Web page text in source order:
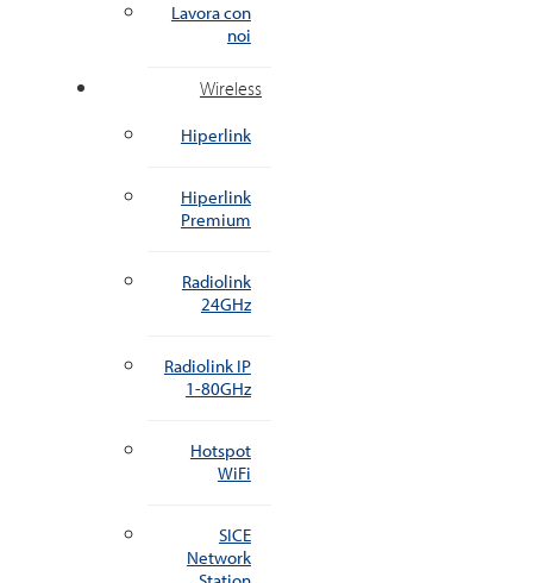
Lavora con
noi
Wireless
Hiperlink
Hiperlink
Premium
Radiolink
24GHz
Radiolink IP
1-80GHz
Hotspot
WiFi
SICE
Network